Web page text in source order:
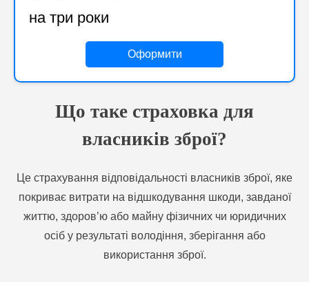
на три роки
Оформити
Що таке страховка для
власників зброї?
Це страхування відповідальності власників зброї, яке
покриває витрати на відшкодування шкоди, завданої
життю, здоров’ю або майну фізичних чи юридичних
осіб у результаті володіння, зберігання або
використання зброї.